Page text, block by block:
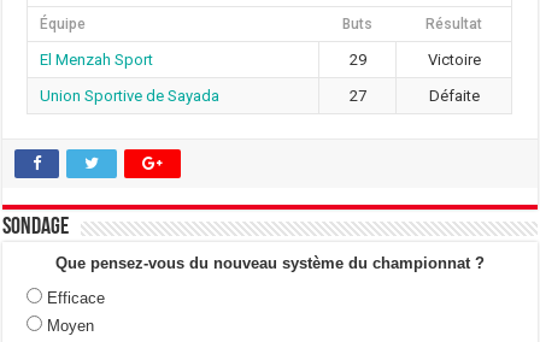
Équipe Buts Résultat
El Menzah Sport 29
Victoire
Union Sportive de Sayada
27 Défaite
Sondage
Que pensez-vous du nouveau système du championnat ?
Efficace
Moyen